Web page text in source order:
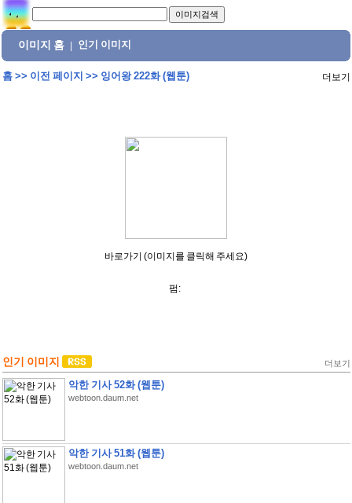
이미지 홈 인기 이미지
홈>> 이전 페이지 >> 잉어왕 222화 (웹툰) 더보기
바로가기 (이미지를 클릭해 주세요)
펌:
인기 이미지 더보기
악한 기사 52화 (웹툰)
webtoon.daum.net
악한 기사 51화 (웹툰)
webtoon.daum.net